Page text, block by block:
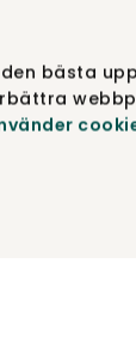
bästa